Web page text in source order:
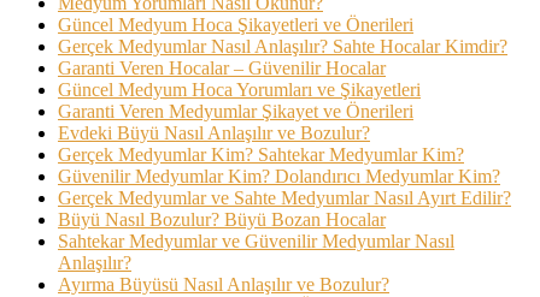
Güncel Medyum Hoca Şikayetleri ve Önerileri
Gerçek Medyumlar Nasıl Anlaşılır? Sahte Hocalar Kimdir?
Garanti Veren Hocalar – Güvenilir Hocalar
Güncel Medyum Hoca Yorumları ve Şikayetleri
Garanti Veren Medyumlar Şikayet ve Önerileri
Evdeki Büyü Nasıl Anlaşılır ve Bozulur?
Gerçek Medyumlar Kim? Sahtekar Medyumlar Kim?
Güvenilir Medyumlar Kim? Dolandırıcı Medyumlar Kim?
Gerçek Medyumlar ve Sahte Medyumlar Nasıl Ayırt Edilir?
Büyü Nasıl Bozulur? Büyü Bozan Hocalar
Sahtekar Medyumlar ve Güvenilir Medyumlar Nasıl
Anlaşılır?
Ayırma Büyüsü Nasıl Anlaşılır ve Bozulur?